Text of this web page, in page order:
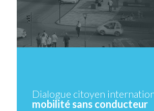
Dialogue citoyen
mobilité sans conducteur